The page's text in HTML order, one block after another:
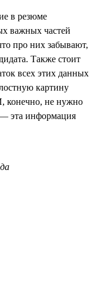
в резюме
важных частей
про них забывают,
Также стоит
всех этих данных
картину
конечно, не нужно
— эта информация